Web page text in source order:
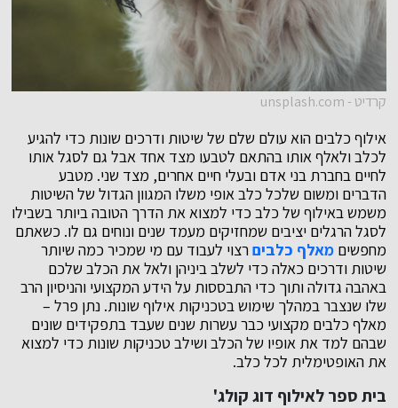
קרדיט - unsplash.com
אילוף כלבים הוא עולם שלם של שיטות ודרכים שונות כדי להגיע
לכלב ולאלף אותו בהתאם לטבעו מצד אחד אבל גם לסגל אותו
לחיים בחברת בני אדם ובעלי חיים אחרים, מצד שני. מטבע
הדברים ומשום שלכל כלב אופי משלו המגוון הגדול של השיטות
משמש באילוף של כלב כדי למצוא את הדרך הטובה ביותר בשבילו
לסגל הרגלים יציבים שמחזיקים מעמד שנים ונוחים גם לו. כשאתם
מחפשים מאלף כלביםרצוי לעבוד עם מי שמכיר כמה שיותר
שיטות ודרכים כאלה כדי לשלב ביניהן ולאל את הכלב שלכם
באהבה גדולה ותוך כדי התבססות על הידע המקצועי והניסיון הרב
שלו שנצבר במהלך שימוש בטכניקות אילוף שונות. נתן פרל –
מאלף כלבים מקצועי כבר עשרות שנים שעבד בתפקידים שונים
שבהם למד את אופיו של הכלב ושילב טכניקות שונות כדי למצוא
את האופטימלית לכל כלב.
בית ספר לאילוף דוג קולג'